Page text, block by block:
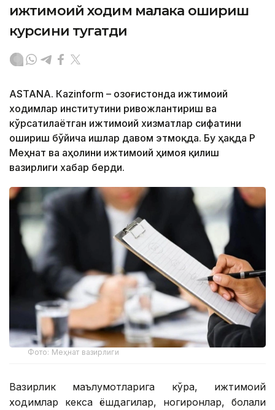
ижтимоий ходим малака ошириш
курсини тугатди
ASTANА. Кazinform – Қозоғистонда ижтимоий
ходимлар институтини ривожлантириш ва
кўрсатилаётган ижтимоий хизматлар сифатини
ошириш бўйича ишлар давом этмоқда. Бу ҳақда ҚР
Меҳнат ва аҳолини ижтимоий ҳимоя қилиш
вазирлиги хабар берди.
Фото: Меҳнат вазирлиги
Вазирлик маълумотларига кўра, ижтимоий
ходимлар кекса ёшдагилар, ногиронлар, болали